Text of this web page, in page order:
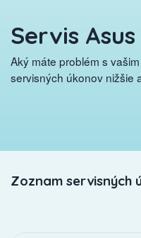
Servis Asus
Aký máte problém s
servisných úkonov nižšie
Zoznam servisných